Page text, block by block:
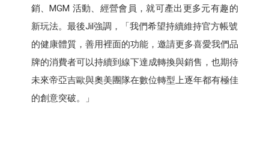
銷、MGM 活動、經營會員，就可產出更多元有趣的
新玩法。最後Jil強調，「我們希望持續維持官方帳號
的健康體質，善用裡面的功能，邀請更多喜愛我們品
牌的消費者可以持續到線下達成轉換與銷售，也期待
未來帝亞吉歐與奧美團隊在數位轉型上逐年都有極佳
的創意突破。」